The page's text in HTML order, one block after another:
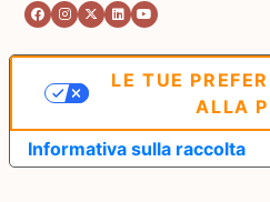
Informativa sulla raccolta
LE TUE
ALLA